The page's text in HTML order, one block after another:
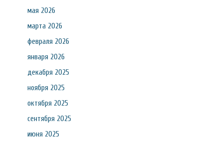
мая 2026
марта 2026
февраля 2026
января 2026
декабря 2025
ноября 2025
октября 2025
сентября 2025
июня 2025